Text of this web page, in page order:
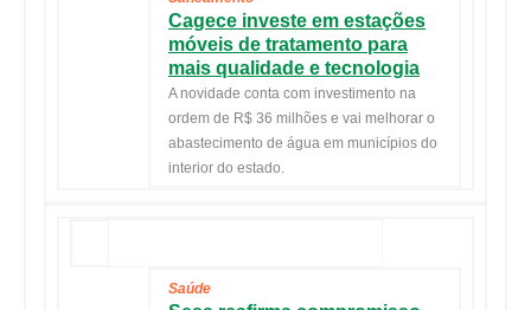
Cagece investe em estações
móveis de tratamento para
mais qualidade e tecnologia
A novidade conta com investimento na
ordem de R$ 36 milhões e vai melhorar o
abastecimento de água em municípios do
interior do estado.
Saúde